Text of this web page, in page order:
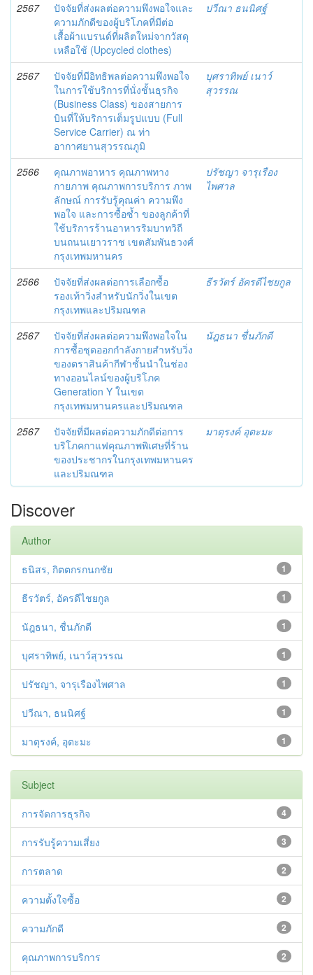
2567
ปัจจัยที่ส่งผลต่อความพึงพอใจและ
ความภักดีของผู้บริโภคที่มีต่อ
เสื้อผ้าแบรนด์ที่ผลิตใหม่จากวัสดุ
เหลือใช้ (Upcycled clothes)
ปวีณา ธนนิศฐ์
2567
ปัจจัยที่มีอิทธิพลต่อความพึงพอใจ
ในการใช้บริการที่นั่งชั้นธุรกิจ
(Business Class) ของสายการ
บินที่ให้บริการเต็มรูปแบบ (Full
Service Carrier) ณ ท่า
อากาศยานสุวรรณภูมิ
บุศราทิพย์ เนาว์
สุวรรณ
2566
คุณภาพอาหาร คุณภาพทาง
กายภาพ คุณภาพการบริการ ภาพ
ลักษณ์ การรับรู้คุณค่า ความพึง
พอใจ และการซื้อซ้ำ ของลูกค้าที่
ใช้บริการร้านอาหารริมบาทวิถี
บนถนนเยาวราช เขตสัมพันธวงศ์
กรุงเทพมหานคร
ปรัชญา จารุเรือง
ไพศาล
2566
ปัจจัยที่ส่งผลต่อการเลือกซื้อ
รองเท้าวิ่งสำหรับนักวิ่งในเขต
กรุงเทพและปริมณฑล
ธีรวัตร์ อัครดีไชยกูล
2567
ปัจจัยที่ส่งผลต่อความพึงพอใจใน
การซื้อชุดออกกำลังกายสำหรับวิ่ง
ของตราสินค้ากีฬาชั้นนำในช่อง
ทางออนไลน์ของผู้บริโภค
Generation Y ในเขต
กรุงเทพมหานครและปริมณฑล
นัฎธนา ชื่นภักดี
2567
ปัจจัยที่มีผลต่อความภักดีต่อการ
บริโภคกาแฟคุณภาพพิเศษที่ร้าน
ของประชากรในกรุงเทพมหานคร
และปริมณฑล
มาตุรงค์ อุตะมะ
Discover
Author
1
ธนิสร, กิตตกรกนกชัย
1
ธีรวัตร์, อัครดีไชยกูล
1
นัฎธนา, ชื่นภักดี
1
บุศราทิพย์, เนาว์สุวรรณ
1
ปรัชญา, จารุเรืองไพศาล
1
ปวีณา, ธนนิศฐ์
1
มาตุรงค์, อุตะมะ
Subject
4
การจัดการธุรกิจ
3
การรับรู้ความเสี่ยง
2
การตลาด
2
ความตั้งใจซื้อ
2
ความภักดี
2
คุณภาพการบริการ